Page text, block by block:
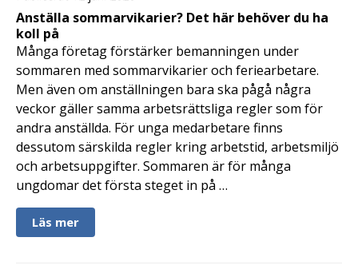
Anställa sommarvikarier? Det här behöver du ha
koll på
Många företag förstärker bemanningen under
sommaren med sommarvikarier och feriearbetare.
Men även om anställningen bara ska pågå några
veckor gäller samma arbetsrättsliga regler som för
andra anställda. För unga medarbetare finns
dessutom särskilda regler kring arbetstid, arbetsmiljö
och arbetsuppgifter. Sommaren är för många
ungdomar det första steget in på …
Läs mer